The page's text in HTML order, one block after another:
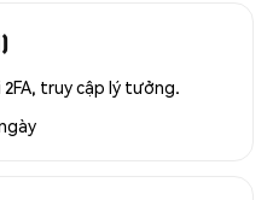
truy cập lý tưởng.